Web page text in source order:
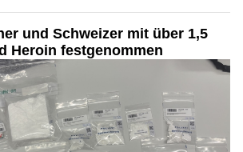
und Schweizer mit über 1,5
Heroin festgenommen